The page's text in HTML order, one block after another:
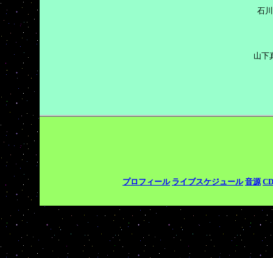
石
山下
プロフィール ライブスケジュール 音源 CD